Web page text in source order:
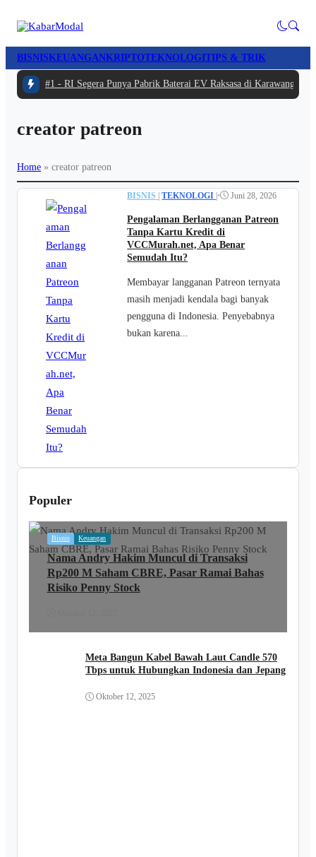
BISNISKEUANGANKRIPTOTEKNOLOGITIPS & TRIK
#1 - RI Segera Punya Pabrik Baterai EV Raksasa di Karawang,
creator patreon
Home » creator patreon
BISNIS TEKNOLOGI • Juni 28, 2026
Pengalaman Berlangganan Patreon
Tanpa Kartu Kredit di
VCCMurah.net, Apa Benar
Semudah Itu?
Membayar langganan Patreon ternyata
masih menjadi kendala bagi banyak
pengguna di Indonesia. Penyebabnya
bukan karena...
Populer
Bisnis Keuangan
Nama Andry Hakim Muncul di Transaksi
Rp200 M Saham CBRE, Pasar Ramai Bahas
Risiko Penny Stock
Meta Bangun Kabel Bawah Laut Candle 570
Tbps untuk Hubungkan Indonesia dan Jepang
Oktober 12, 2025